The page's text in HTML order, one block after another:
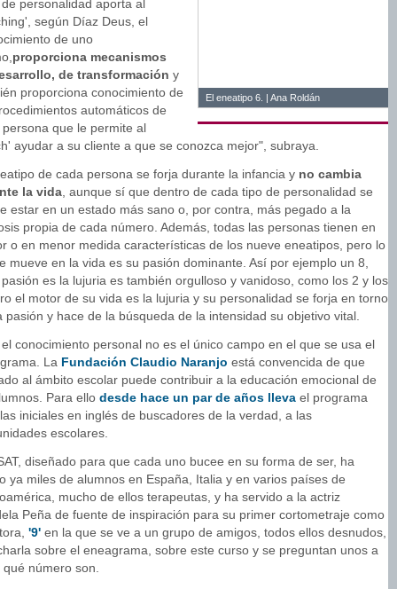
El eneatipo 6. | Ana Roldán
personalidad aporta al
según Díaz Deus, el
de uno
proporciona mecanismos
de transformación y
proporciona conocimiento de
automáticos de
persona que le permite al
ayudar a su cliente a que se conozca mejor", subraya.
de cada persona se forja durante la infancia y no cambia
la vida , aunque sí que dentro de cada tipo de personalidad se
estar en un estado más sano o, por contra, más pegado a la
propia de cada número. Además, todas las personas tienen en
o en menor medida características de los nueve eneatipos, pero lo
mueve en la vida es su pasión dominante. Así por ejemplo un 8,
es la lujuria es también orgulloso y vanidoso, como los 2 y los
el motor de su vida es la lujuria y su personalidad se forja en torno
pasión y hace de la búsqueda de la intensidad su objetivo vital.
conocimiento personal no es el único campo en el que se usa el
La Fundación Claudio Naranjo está convencida de que
al ámbito escolar puede contribuir a la educación emocional de
Para ello desde hace un par de años lleva el programa
las iniciales en inglés de buscadores de la verdad, a las
escolares.
diseñado para que cada uno bucee en su forma de ser, ha
ya miles de alumnos en España, Italia y en varios países de
mucho de ellos terapeutas, y ha servido a la actriz
Peña de fuente de inspiración para su primer cortometraje como
'9' en la que se ve a un grupo de amigos, todos ellos desnudos,
sobre el eneagrama, sobre este curso y se preguntan unos a
número son.